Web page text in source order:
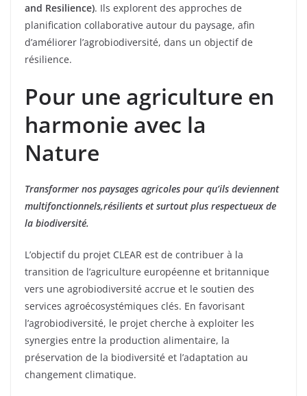
and Resilience). Ils explorent des approches de
planification collaborative autour du paysage, afin
d’améliorer l’agrobiodiversité, dans un objectif de
résilience.
Pour une agriculture en
harmonie avec la
Nature
Transformer nos paysages agricoles pour qu’ils deviennent
multifonctionnels,résilients et surtout plus respectueux de
la biodiversité.
L’objectif du projet CLEAR est de contribuer à la
transition de l’agriculture européenne et britannique
vers une agrobiodiversité accrue et le soutien des
services agroécosystémiques clés. En favorisant
l’agrobiodiversité, le projet cherche à exploiter les
synergies entre la production alimentaire, la
préservation de la biodiversité et l’adaptation au
changement climatique.